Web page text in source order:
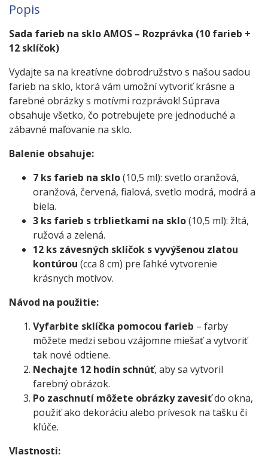
Popis
Sada farieb na sklo AMOS – Rozprávka (10 farieb +
12 sklíčok)
Vydajte sa na kreatívne dobrodružstvo s našou sadou
farieb na sklo, ktorá vám umožní vytvoriť krásne a
farebné obrázky s motívmi rozprávok! Súprava
obsahuje všetko, čo potrebujete pre jednoduché a
zábavné maľovanie na sklo.
Balenie obsahuje:
7 ks farieb na sklo(10,5 ml): svetlo oranžová,
oranžová, červená, fialová, svetlo modrá, modrá a
biela.
3 ks farieb s trblietkami na sklo(10,5 ml): žltá,
ružová a zelená.
12 ks závesných sklíčok s vyvýšenou zlatou
kontúrou (cca 8 cm) pre ľahké vytvorenie
krásnych motívov.
Návod na použitie:
Vyfarbite sklíčka pomocou farieb – farby
môžete medzi sebou vzájomne miešať a vytvoriť
tak nové odtiene.
Nechajte 12 hodín schnúť, aby sa vytvoril
farebný obrázok.
Po zaschnutí môžete obrázky zavesiťdo okna,
použiť ako dekoráciu alebo prívesok na tašku či
kľúče.
Vlastnosti: